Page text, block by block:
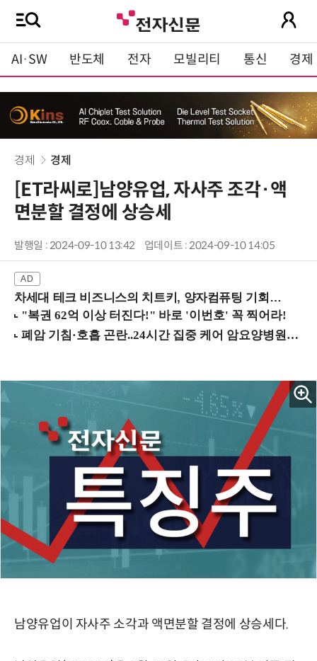
AI·SW 반도체 전자 모빌리티 통신 경제
경제 경제
[ET라씨로]남양유업, 자사주 조각·액
면분할 결정에 상승세
발행일 : 2024-09-10 13:42 업데이트 : 2024-09-10 14:05
차세대 테크 비즈니스의 치트키, 양자컴퓨팅 기회를 선점하라! (8/28 강남역)
남양유업이 자사주 소각과 액면분할 결정에 상승세다.